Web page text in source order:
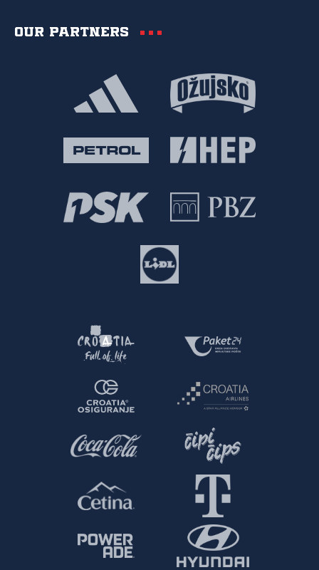
Our partners